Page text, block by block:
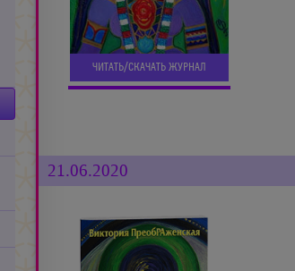
ЧИТАТЬ/СКАЧАТЬ ЖУРНАЛ
21.06.2020